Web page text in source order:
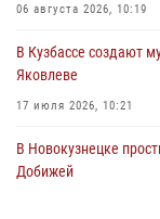
06 августа 2026, 07:16
06 августа 2026, 10:19
В Кузбассе создают
Яковлеве
17 июля 2026, 10:21
В Новокузнецке
Добижей